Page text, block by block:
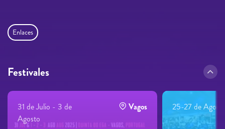
Enlaces
Festivales
31 de Julio - 3 de
Agosto
Vagos 25-27 de